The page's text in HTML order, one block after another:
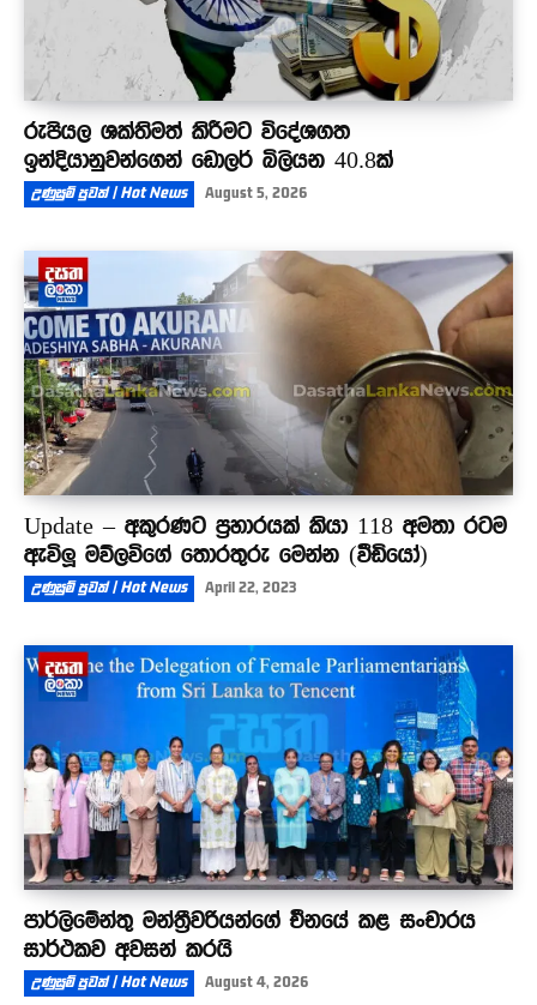
රුපියල ශක්තිමත් කිරීමට විදේශගත
ඉන්දියානුවන්ගෙන් ඩොලර් බිලියන 40.8ක්
උණුසුම් පුවත් | Hot News August 5, 2026
Update – අකුරණට ප්‍රහාරයක් කියා 118 අමතා රටම
ඇවිලූ මව්ලවිගේ තොරතුරු මෙන්න (වීඩියෝ)
උණුසුම් පුවත් | Hot News April 22, 2023
පාර්ලිමේන්තු මන්ත්‍රීවරියන්ගේ චීනයේ කළ සංචාරය
සාර්ථකව අවසන් කරයි
උණුසුම් පුවත් | Hot News August 4, 2026